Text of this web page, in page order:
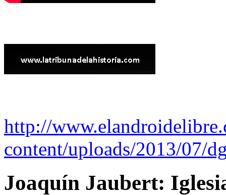
http://
content/uploads/2013/07/
Joaquín Jaubert: